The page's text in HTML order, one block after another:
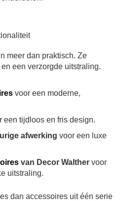
meer dan praktisch. Ze
een verzorgde uitstraling.
voor een moderne,
een tijdloos en fris design.
afwerking voor een luxe
van Decor Walther voor
uitstraling.
dan accessoires uit één serie